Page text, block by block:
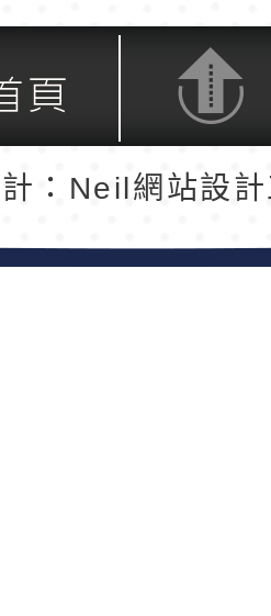
返回頂端
：Neil網站設